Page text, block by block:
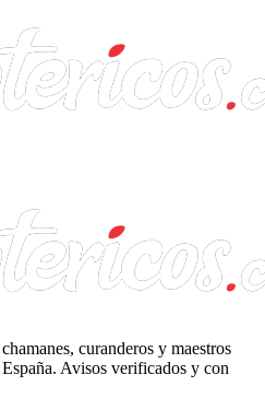
curanderos y maestros
Avisos verificados y con